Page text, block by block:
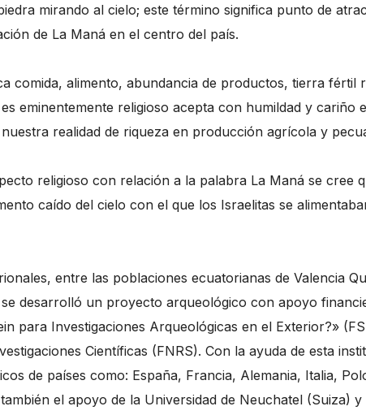
mirando al cielo; este término significa punto de
de La Maná en el centro del país.
comida, alimento, abundancia de productos, tierra fértil
eminentemente religioso acepta con humildad y cariño
realidad de riqueza en producción agrícola y
religioso con relación a la palabra La Maná se cree
caído del cielo con el que los Israelitas se
entre las poblaciones ecuatorianas de Valencia
desarrolló un proyecto arqueológico con apoyo
para Investigaciones Arqueológicas en el Exterior?»
Científicas (FNRS). Con la ayuda de esta
de países como: España, Francia, Alemania, Italia,
el apoyo de la Universidad de Neuchatel (Suiza)